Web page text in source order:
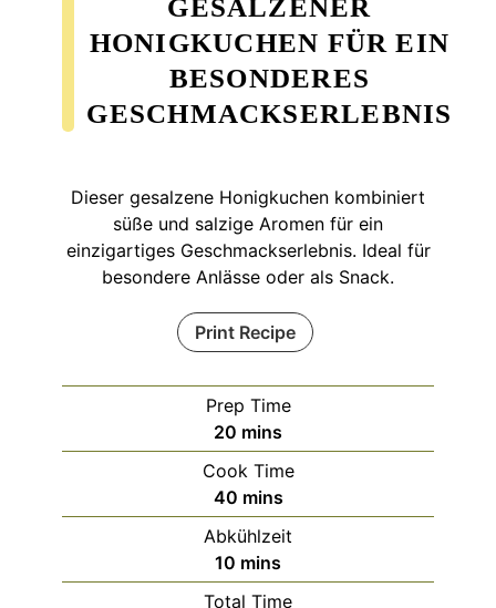
GESALZENER
HONIGKUCHEN FÜR EIN
BESONDERES
GESCHMACKSERLEBNIS
Dieser gesalzene Honigkuchen kombiniert
süße und salzige Aromen für ein
einzigartiges Geschmackserlebnis. Ideal für
besondere Anlässe oder als Snack.
Print Recipe
Prep Time
20 minutes
mins
Cook Time
40minutes
mins
Abkühlzeit
10 minutes
mins
Total Time